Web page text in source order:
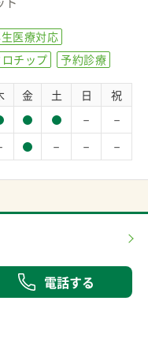
医療対応
チップ 予約診療
金 土 日 祝
－ －
－ － －
電話する